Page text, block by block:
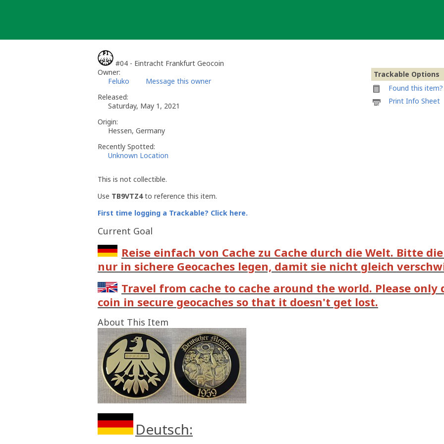
#04 - Eintracht Frankfurt Geocoin
Trackable Options
Found this
Printable
Print Info Sheet
Owner:
Feluko
Message this owner
Released:
Saturday, May 1, 2021
Origin:
Hessen, Germany
Recently Spotted:
Unknown Location
This is not collectible.
Use TB9VTZ4to reference this item.
First time logging a Trackable? Click here.
Current Goal
Reise einfach von Cache zu Cache durch die Welt. Bitte
nur in sichere Geocaches legen, damit sie nicht gleich
Travel from cache to cache around the world. Please only
coin in secure geocaches so that it doesn't get lost.
About This Item
Deutsch: